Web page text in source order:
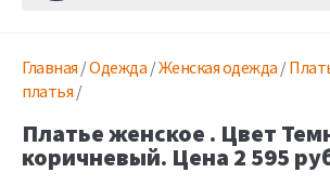
Главная /Одежда /Женская одежда /
платья /
Платье женское . Цвет
коричневый. Цена 2 595